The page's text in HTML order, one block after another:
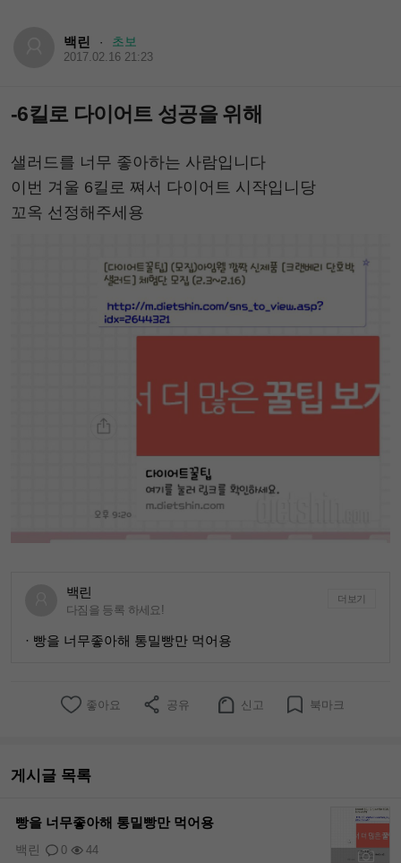
백린 · 초보
2017.02.16 21:23
-6킬로 다이어트 성공을 위해
샐러드를 너무 좋아하는 사람입니다
이번 겨울 6킬로 쪄서 다이어트 시작입니당
꼬옥 선정해주세용
백린
다짐을 등록 하세요!
더보기
· 빵을 너무좋아해 통밀빵만 먹어용
좋아요 공유 신고 북마크
게시글 목록
빵을 너무좋아해 통밀빵만 먹어용
0 44
백린